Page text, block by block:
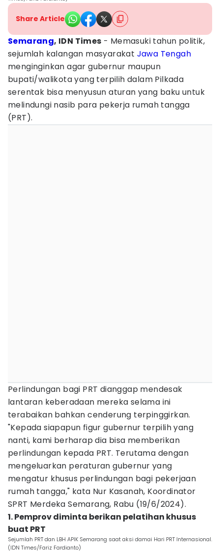
Share Article
Semarang, IDN Times - Memasuki tahun politik,
sejumlah kalangan masyarakat Jawa Tengah
menginginkan agar gubernur maupun
bupati/walikota yang terpilih dalam Pilkada
serentak bisa menyusun aturan yang baku untuk
melindungi nasib para pekerja rumah tangga
(PRT).
Perlindungan bagi PRT dianggap mendesak
lantaran keberadaan mereka selama ini
terabaikan bahkan cenderung terpinggirkan.
"Kepada siapapun figur gubernur terpilih yang
nanti, kami berharap dia bisa memberikan
perlindungan kepada PRT. Terutama dengan
mengeluarkan peraturan gubernur yang
mengatur khusus perlindungan bagi pekerjaan
rumah tangga," kata Nur Kasanah, Koordinator
SPRT Merdeka Semarang, Rabu (19/6/2024).
1. Pemprov diminta berikan pelatihan khusus
buat PRT
Sejumlah PRT dan LBH APIK Semarang saat aksi damai Hari PRT Internasional.
(IDN Times/Fariz Fardianto)